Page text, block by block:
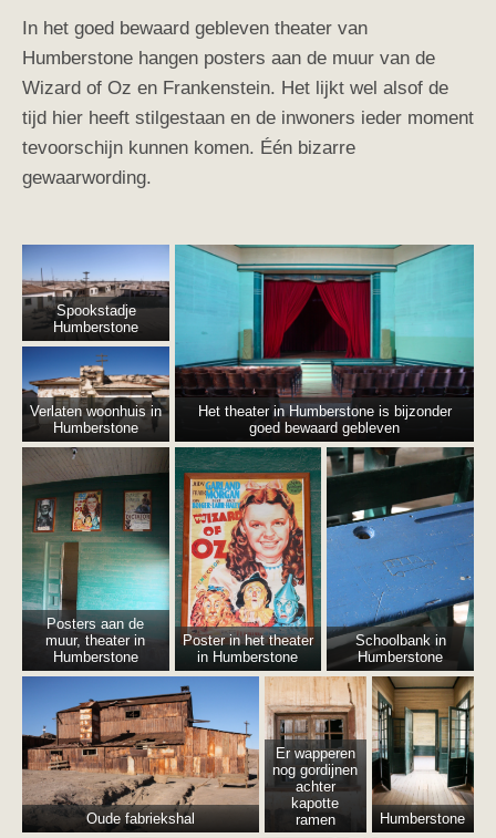
In het goed bewaard gebleven theater van
Humberstone hangen posters aan de muur van de
Wizard of Oz en Frankenstein. Het lijkt wel alsof de
tijd hier heeft stilgestaan en de inwoners ieder moment
tevoorschijn kunnen komen. Één bizarre
gewaarwording.
Spookstadje
Humberstone
Verlaten woonhuis in
Humberstone
Het theater in Humberstone is bijzonder
goed bewaard gebleven
Posters aan de
muur, theater in
Humberstone
Poster in het theater
in Humberstone
Schoolbank in
Humberstone
Oude fabriekshal
Er wapperen
nog gordijnen
achter
kapotte
ramen
Humberstone